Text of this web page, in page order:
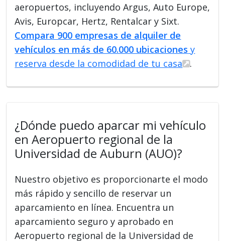
aeropuertos, incluyendo Argus, Auto Europe,
Avis, Europcar, Hertz, Rentalcar y Sixt.
Compara 900 empresas de alquiler de
vehículos en más de 60.000 ubicaciones y
reserva desde la comodidad de tu casa
.
¿Dónde puedo aparcar mi vehículo
en Aeropuerto regional de la
Universidad de Auburn (AUO)?
Nuestro objetivo es proporcionarte el modo
más rápido y sencillo de reservar un
aparcamiento en línea. Encuentra un
aparcamiento seguro y aprobado en
Aeropuerto regional de la Universidad de